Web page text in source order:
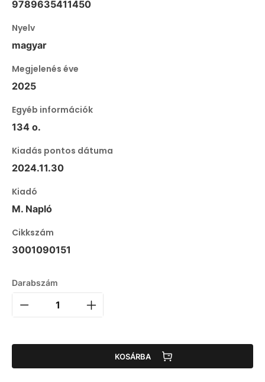
9789635411450
Nyelv
magyar
Megjelenés éve
2025
Egyéb információk
134 o.
Kiadás pontos dátuma
2024.11.30
Kiadó
M. Napló
Cikkszám
3001090151
Darabszám
KOSÁRBA